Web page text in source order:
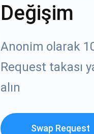
Değişim
Anonim olarak
Request takası
alın
Swap Request